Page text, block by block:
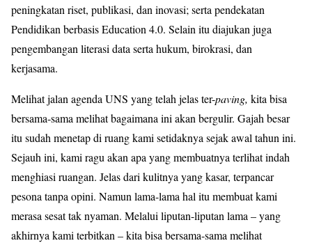
peningkatan riset, publikasi, dan inovasi; serta pendekatan
Pendidikan berbasis Education 4.0. Selain itu diajukan juga
pengembangan literasi data serta hukum, birokrasi, dan
kerjasama.
Melihat jalan agenda UNS yang telah jelas ter-paving, kita bisa
bersama-sama melihat bagaimana ini akan bergulir. Gajah besar
itu sudah menetap di ruang kami setidaknya sejak awal tahun ini.
Sejauh ini, kami ragu akan apa yang membuatnya terlihat indah
menghiasi ruangan. Jelas dari kulitnya yang kasar, terpancar
pesona tanpa opini. Namun lama-lama hal itu membuat kami
merasa sesat tak nyaman. Melalui liputan-liputan lama – yang
akhirnya kami terbitkan – kita bisa bersama-sama melihat